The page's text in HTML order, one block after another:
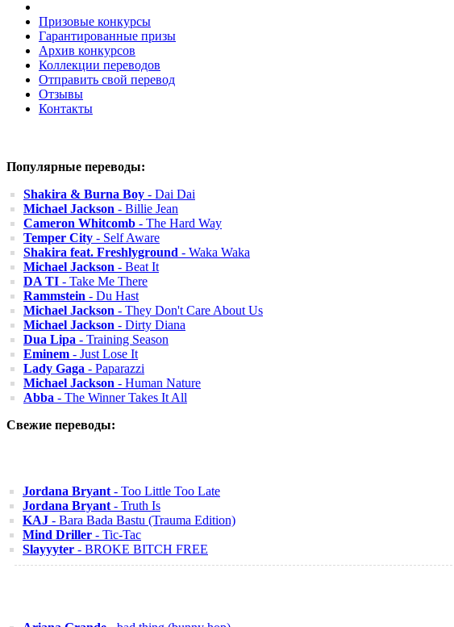
Призовые конкурсы
Гарантированные призы
Архив конкурсов
Коллекции переводов
Отправить свой перевод
Отзывы
Контакты
Популярные переводы:
Shakira & Burna Boy - Dai Dai
Michael Jackson - Billie Jean
Cameron Whitcomb - The Hard Way
Temper City - Self Aware
Shakira feat. Freshlyground - Waka Waka
Michael Jackson - Beat It
DA TI - Take Me There
Rammstein - Du Hast
Michael Jackson - They Don't Care About Us
Michael Jackson - Dirty Diana
Dua Lipa - Training Season
Eminem - Just Lose It
Lady Gaga - Paparazzi
Michael Jackson - Human Nature
Abba - The Winner Takes It All
Свежие переводы:
Jordana Bryant - Too Little Too Late
Jordana Bryant - Truth Is
KAJ - Bara Bada Bastu (Trauma Edition)
Mind Driller - Tic-Tac
Slayyyter - BROKE BITCH FREE